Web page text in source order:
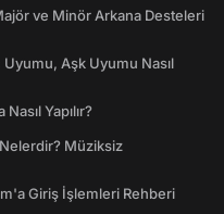
ve Minör Arkana Desteleri
Aşk Uyumu Nasıl
Yapılır?
Müziksiz
Giriş İşlemleri Rehberi